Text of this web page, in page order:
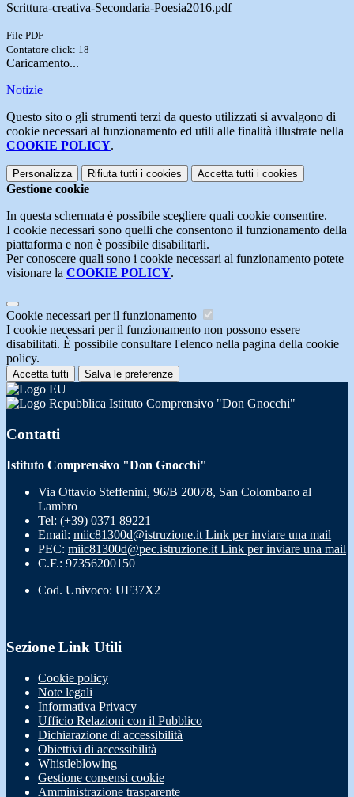
Scrittura-creativa-Secondaria-Poesia2016.pdf
File PDF
Contatore click: 18
Caricamento...
Notizie
Questo sito o gli strumenti terzi da questo utilizzati si avvalgono di
cookie necessari al funzionamento ed utili alle finalità illustrate nella
COOKIE POLICY.
Personalizza Rifiuta tutti i cookies Accetta tutti i cookies
Gestione cookie
In questa schermata è possibile scegliere quali cookie consentire.
I cookie necessari sono quelli che consentono il funzionamento della
piattaforma e non è possibile disabilitarli.
Per conoscere quali sono i cookie necessari al funzionamento potete
visionare la COOKIE POLICY.
Cookie necessari per il funzionamento
I cookie necessari per il funzionamento non possono essere
disabilitati. È possibile consultare l'elenco nella pagina della cookie
policy.
Accetta tutti Salva le preferenze
Istituto Comprensivo "Don Gnocchi"
Contatti
Istituto Comprensivo "Don Gnocchi"
Via Ottavio Steffenini, 96/B 20078, San Colombano al
Lambro
Tel: (+39) 0371 89221
Email: miic81300d@istruzione.it Link per inviare una mail
PEC: miic81300d@pec.istruzione.it Link per inviare una mail
C.F.: 97356200150
Cod. Univoco: UF37X2
Sezione Link Utili
Cookie policy
Note legali
Informativa Privacy
Ufficio Relazioni con il Pubblico
Dichiarazione di accessibilità
Obiettivi di accessibilità
Whistleblowing
Gestione consensi cookie
Amministrazione trasparente